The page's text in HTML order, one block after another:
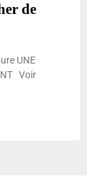
de
UNE
Voir